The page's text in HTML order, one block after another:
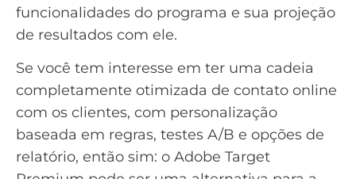
funcionalidades do programa e sua projeção
de resultados com ele.
Se você tem interesse em ter uma cadeia
completamente otimizada de contato online
com os clientes, com personalização
baseada em regras, testes A/B e opções de
relatório, então sim: o Adobe Target